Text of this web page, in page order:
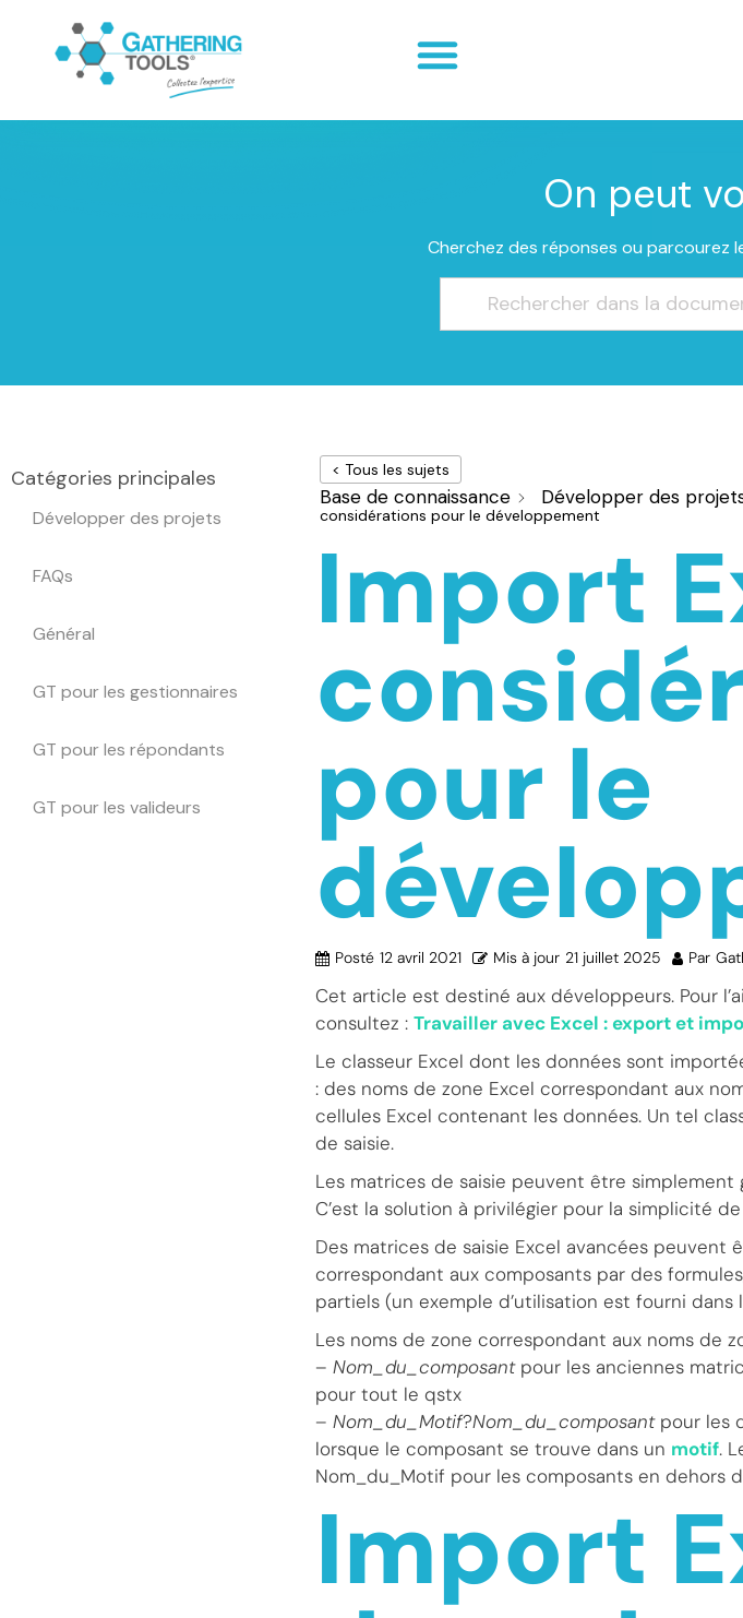
On peut
Cherchez des réponses ou
Catégories principales
Développer des projets
FAQs
Général
GT pour les gestionnaires
GT pour les répondants
GT pour les valideurs
< Tous les sujets
Base de connaissance Développer des
considérations pour le développement
Import
pour le
Posté 12 avril 2021 Mis à jour 21 juillet 2025 Par
Cet article est destiné aux développeurs. Pour
consultez : Travailler avec Excel : export et
Le classeur Excel dont les données sont
: des noms de zone Excel correspondant aux
cellules Excel contenant les données. Un tel
de saisie.
Les matrices de saisie peuvent être simplement
C’est la solution à privilégier pour la simplicité
Des matrices de saisie Excel avancées
correspondant aux composants par des
partiels (un exemple d’utilisation est fourni dans
Les noms de zone correspondant aux noms de
– Nom_du_composantpour les anciennes
pour tout le qstx
– Nom_du_Motif?Nom_du_composantpour les
lorsque le composant se trouve dans un motif.
Nom_du_Motif pour les composants en dehors
Import